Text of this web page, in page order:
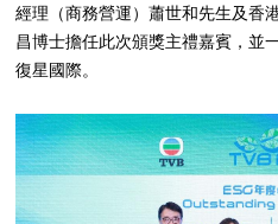
經理（商務營運）蕭世和先生及香
昌博士擔任此次頒獎主禮嘉賓，並
復星國際。